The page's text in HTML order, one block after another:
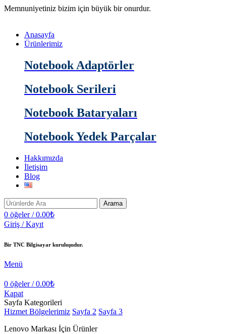
Memnuniyetiniz bizim için büyük bir onurdur.
Anasayfa
Ürünlerimiz
Notebook Adaptörler
Notebook Serileri
Notebook Bataryaları
Notebook Yedek Parçalar
Hakkımızda
İletişim
Blog
Arama
0 öğeler / 0.00₺
Giriş / Kayıt
Bir TNC Bilgisayar kuruluşudur.
Menü
0 öğeler / 0.00₺
Kapat
Sayfa Kategorileri
Hizmet Bölgelerimiz Sayfa 2 Sayfa 3
Lenovo Markası İçin Ürünler